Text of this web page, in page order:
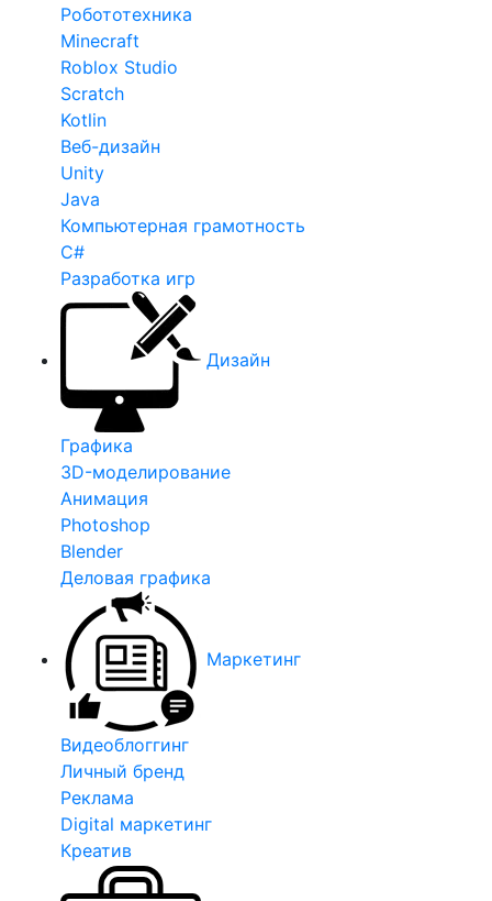
Робототехника
Minecraft
Roblox Studio
Scratch
Kotlin
Веб-дизайн
Unity
Java
Компьютерная грамотность
C#
Разработка игр
Дизайн
Графика
3D-моделирование
Анимация
Photoshop
Blender
Деловая графика
Маркетинг
Видеоблоггинг
Личный бренд
Реклама
Digital маркетинг
Креатив